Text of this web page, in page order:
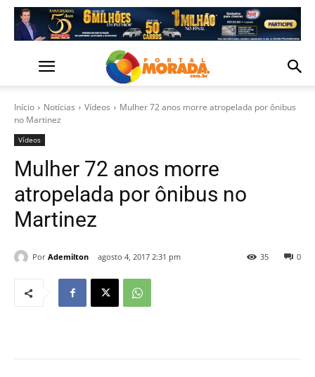
Início Notícias Vídeos
Mulher 72 anos morre atropelada por ônibus
no Martinez
Vídeos
Mulher 72 anos morre
atropelada por ônibus no
Martinez
Por Ademilton agosto 4, 2017 2:31 pm 0
35